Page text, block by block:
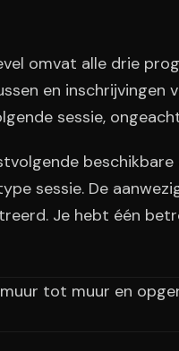
omvat alle drie
en inschrijvingen
sessie,
sessie. De
Je hebt één